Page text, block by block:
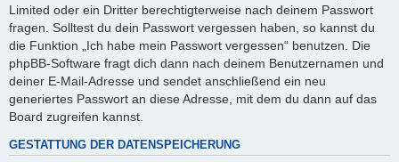
Limited oder ein Dritter berechtigterweise nach deinem Passwort
fragen. Solltest du dein Passwort vergessen haben, so kannst du
die Funktion „Ich habe mein Passwort vergessen“ benutzen. Die
phpBB-Software fragt dich dann nach deinem Benutzernamen und
deiner E-Mail-Adresse und sendet anschließend ein neu
generiertes Passwort an diese Adresse, mit dem du dann auf das
Board zugreifen kannst.
GESTATTUNG DER DATENSPEICHERUNG